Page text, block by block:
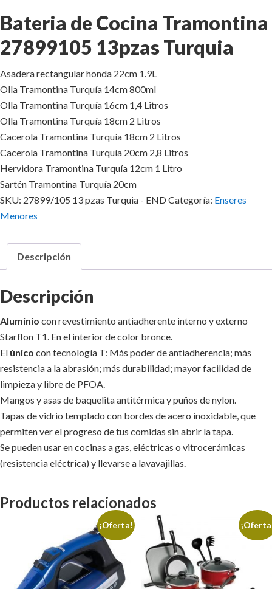
Bateria de Cocina Tramontina
27899105 13pzas Turquia
Asadera rectangular honda 22cm 1.9L
Olla Tramontina Turquía 14cm 800ml
Olla Tramontina Turquía 16cm 1,4 Litros
Olla Tramontina Turquía 18cm 2 Litros
Cacerola Tramontina Turquía 18cm 2 Litros
Cacerola Tramontina Turquía 20cm 2,8 Litros
Hervidora Tramontina Turquía 12cm 1 Litro
Sartén Tramontina Turquía 20cm
SKU: 27899/105 13 pzas Turquia - ENDCategoría: Enseres
Menores
Descripción
Descripción
Aluminio con revestimiento antiadherente interno y externo
Starflon T1. En el interior de color bronce.
El único con tecnología T: Más poder de antiadherencia; más
resistencia a la abrasión; más durabilidad; mayor facilidad de
limpieza y libre de PFOA.
Mangos y asas de baquelita antitérmica y puños de nylon.
Tapas de vidrio templado con bordes de acero inoxidable, que
permiten ver el progreso de tus comidas sin abrir la tapa.
Se pueden usar en cocinas a gas, eléctricas o vitrocerámicas
(resistencia eléctrica) y llevarse a lavavajillas.
Productos relacionados
¡Oferta!